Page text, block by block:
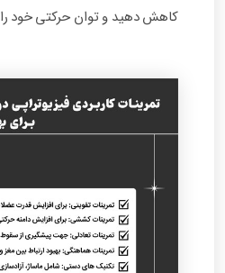
کاهش دهید و توان حرکتی خود را